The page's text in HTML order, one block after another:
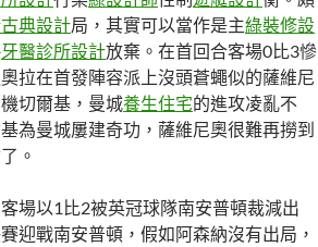
典設計局，其實可以當作是主綠裝修設
牙醫診所設計放棄。在首回合客場0比3慘
拉在首發陣容派上沒頭蒼蠅似的薩維尼
切爾基，曼城養生住宅的進攻凌亂不
為曼城屢建奇功，薩維尼奧很難再撈到
。
場以1比2被英冠球隊南安普頓裁減出
迎戰南安普頓，假如阿森納沒有出局，